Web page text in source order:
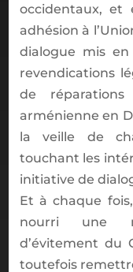
occidentaux, et
adhésion à
dialogue mis
revendications
de
arménienne en
la veille de
touchant les
initiative de
Et à chaque
nourri une
d’évitement du
toutefois